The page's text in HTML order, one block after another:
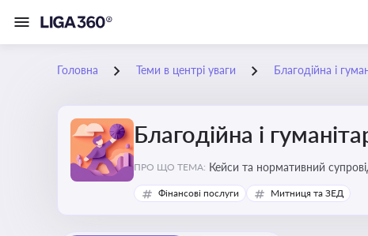
Головна Теми в центрі уваги Благодійна і
Благодійна і
ПРО ЩО ТЕМА: Кейси та нормативний
Фінансові послуги Митниця та ЗЕД